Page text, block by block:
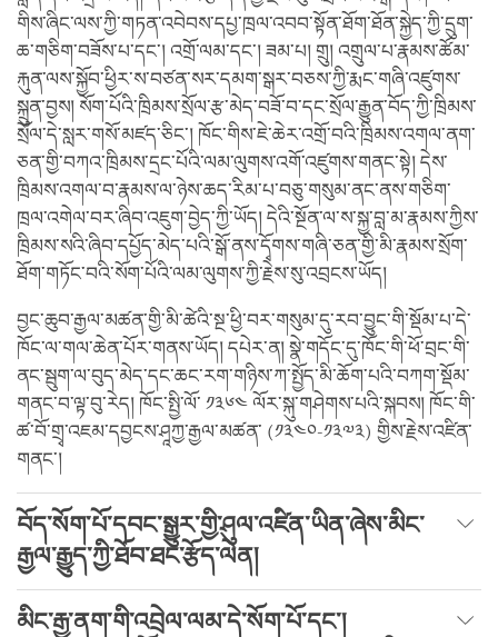
གིས་ཞིང་ལས་ཀྱི་གཏན་འབེབས་དཔྱ་ཁྲལ་འབབ་སྟོན་ཐོག་ཐོན་སྐྱེད་ཀྱི་དྲུག་
ཆ་གཅིག་བཟོས་པ་དང་། འགྲོ་ལམ་དང་། ཟམ་པ། གྲུ། འགྲུལ་པ་རྣམས་ཚོམ་
རྐུན་ལས་སྐྱོབ་ཕྱིར་ས་བཙན་སར་དམག་སྒར་བཅས་ཀྱི་རྨང་གཞི་འཛུགས་
སྐྲུན་བྱས། སོག་པོའི་ཁྲིམས་སྲོལ་རྩ་མེད་བཟོ་བ་དང་སྲོལ་རྒྱུན་བོད་ཀྱི་ཁྲིམས་
སྲོལ་དེ་སླར་གསོ་མཛད་ཅིང་། ཁོང་གིས་ཇེ་ཆེར་འགྲོ་བའི་ཁྲིམས་འགལ་ནག་
ཅན་གྱི་བཀའ་ཁྲིམས་དྲང་པོའི་ལམ་ལུགས་འགོ་འཛུགས་གནང་སྟེ། དེས་
ཁྲིམས་འགལ་བ་རྣམས་ལ་ཉེས་ཆད་རིམ་པ་བཅུ་གསུམ་ནང་ནས་གཅིག་
ཁྲལ་འགེལ་བར་ཞིབ་འཇུག་བྱེད་ཀྱི་ཡོད། དེའི་སྔོན་ལ་ས་སྐྱ་བླ་མ་རྣམས་ཀྱིས་
ཁྲིམས་སའི་ཞིབ་དཔྱོད་མེད་པའི་སྒོ་ནས་དྭོགས་གཞི་ཅན་གྱི་མི་རྣམས་སྲོག་
ཐོག་གཏོང་བའི་སོག་པོའི་ལམ་ལུགས་ཀྱི་རྗེས་སུ་འབྲངས་ཡོད།
བྱང་ཆུབ་རྒྱལ་མཚན་གྱི་མི་ཚེའི་སྔ་ཕྱི་བར་གསུམ་དུ་རབ་བྱུང་གི་སྡོམ་པ་དེ་
ཁོང་ལ་གལ་ཆེན་པོར་གནས་ཡོད། དཔེར་ན། སྣེ་གདོང་དུ་ཁོང་གི་ཕོ་བྲང་གི་
ནང་སྦུག་ལ་བུད་མེད་དང་ཆང་རག་གཉིས་ཀ་སྤྱོད་མི་ཆོག་པའི་བཀག་སྡོམ་
གནང་བ་ལྟ་བུ་རེད། ཁོང་སྤྱི་ལོ་ ༡༣༦༤ ལོར་སྐུ་གཤེགས་པའི་སྐབས། ཁོང་གི་
ཚ་བོ་གྲྭ་འཇམ་དབྱངས་ཤཱཀྱ་རྒྱལ་མཚན་ (༡༣༤༠-༡༣༧༣) གྱིས་རྗེས་འཛིན་
གནང་།
བོད་སོག་པོ་དབང་སྒྱུར་གྱི་ཤུལ་འཛིན་ཡིན་ཞེས་མིང་
རྒྱལ་རྒྱུད་ཀྱི་ཐོབ་ཐང་རྩོད་ལེན།
མིང་རྒྱ་ནག་གི་འབྲེལ་ལམ་དེ་སོག་པོ་དང་།